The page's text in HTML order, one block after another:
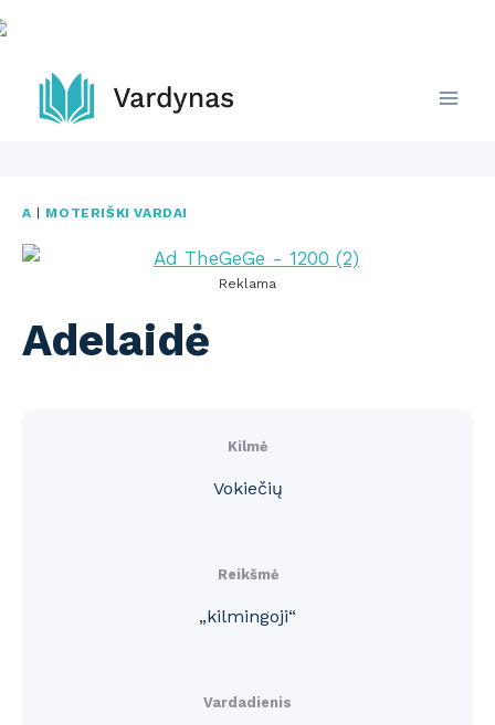
Skip
to
content
A | MOTERIŠKI VARDAI
Reklama
Adelaidė
Kilmė
Vokiečių
Reikšmė
„kilmingoji“
Vardadienis